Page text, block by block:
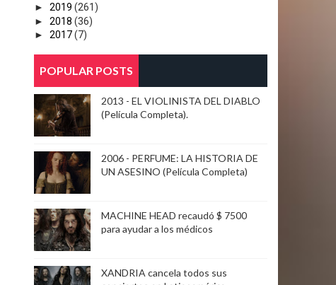
► 2019 (261)
► 2018 (36)
► 2017(7)
POPULAR POSTS
2013 - EL VIOLINISTA DEL DIABLO
(Película Completa).
2006 - PERFUME: LA HISTORIA DE
UN ASESINO (Película Completa)
MACHINE HEAD recaudó $ 7500
para ayudar a los médicos
XANDRIA cancela todos sus